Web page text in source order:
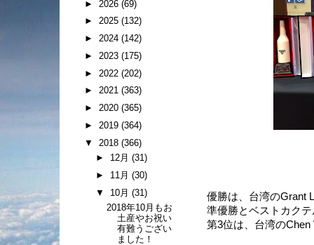
優勝は、台湾のGrant
準優勝とベストカク
第3位は、台湾のChen
► 2026 (69)
► 2025 (132)
► 2024 (142)
► 2023 (175)
► 2022 (202)
► 2021 (363)
► 2020 (365)
► 2019 (364)
▼ 2018 (366)
► 12月 (31)
► 11月 (30)
▼ 10月 (31)
2018年10月もお
土産やお祝い
有難うござい
ました！